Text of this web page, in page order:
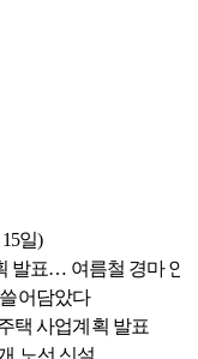
일)
발표… 여름철 경마 안
어담았다
택 사업계획 발표